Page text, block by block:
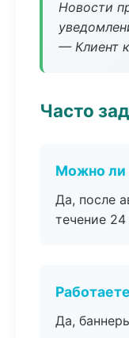
Новости
— Клиент
Часто
Можно ли
Да, после
течение 24
Да,